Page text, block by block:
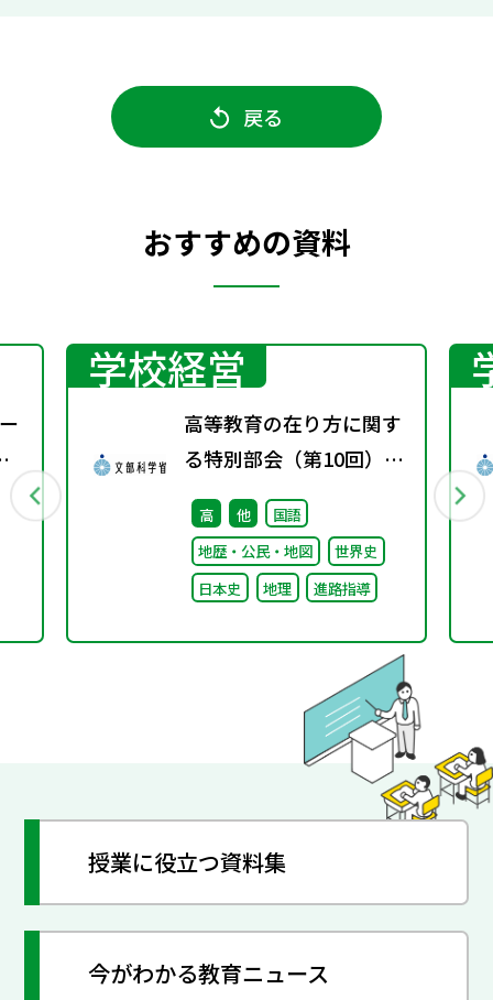
戻る
おすすめの資料
学校経営
高等教育の在り方に関す
る特別部会（第10回）配
付資料
高 他
国語
地歴・公民・地図
世界史
日本史
地理 進路指導
授業に役立つ資料集
今がわかる教育ニュース